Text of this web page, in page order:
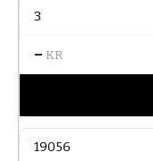
3
– KR
19056